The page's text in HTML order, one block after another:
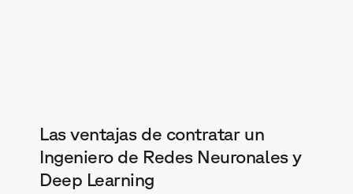
Las ventajas de contratar un
Ingeniero de Redes Neuronales y
Deep Learning